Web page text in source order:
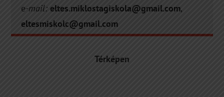
e-mail: eltes.miklostagiskola@gmail.com,
eltesmiskolc@gmail.com
Térképen